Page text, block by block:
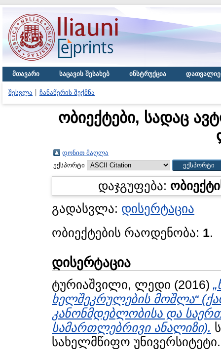
მთავარი საცავის შესახებ ინსტრუქცია
შესვლა ჩანაწერის შექმნა
ობიექტები, სადაც
დონით მაღლა
ექსპორტი
დაჯგუფება:
გადასვლა: დისერტაცია
ობიექტების რაოდენობა: 1.
დისერტაცია
ტურიაშვილი, ლედი (2016)
ხელშეკრულების მოშლა“
კანონმდებლობისა და
სამართლებრივი ანალიზი).
სახელმწიფო უნივერსიტეტი.